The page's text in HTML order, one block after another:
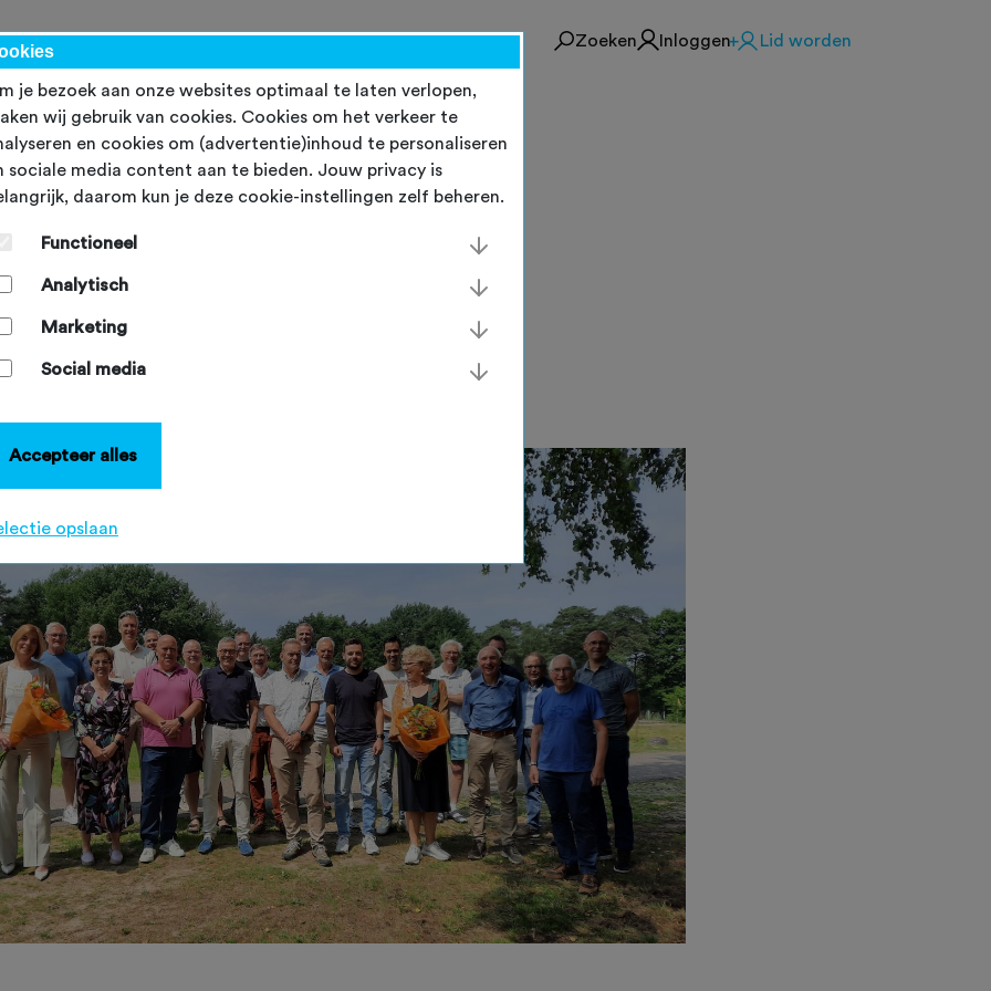
Lid worden
Inloggen
Zoeken
NTFU
14
2025
26 juni 2025
je bezoek aan onze websites optimaal te laten verlopen,
wij gebruik van cookies. Cookies om het verkeer te
en cookies om (advertentie)inhoud te personaliseren
sociale media content aan te bieden. Jouw privacy is
daarom kun je deze cookie-instellingen zelf beheren.
Functioneel
Analytisch
Marketing
Social media
Accepteer alles
opslaan